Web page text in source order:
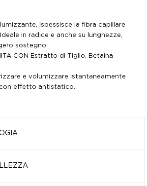
ispessisce la fibra capillare
in radice e anche su lunghezze,
sostegno.
CON Estratto di Tiglio, Betaina
e volumizzare istantaneamente
effetto antistatico.
da una specie che cresce in una